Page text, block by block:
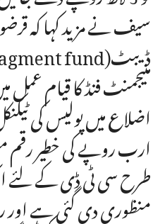
سیف نے مزید کہا کہ
منیجمنٹ فنڈ کا قیام عمل
ارب روپے کی خطیر رقم
طرح سی ٹی ڈی کے